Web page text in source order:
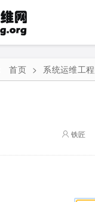
首页 > 系统运维工
铁匠